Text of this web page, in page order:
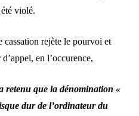
violé.
cassation rejète le pourvoi et
en l’occurence,
retenu que la dénomination «
dur de l’ordinateur du